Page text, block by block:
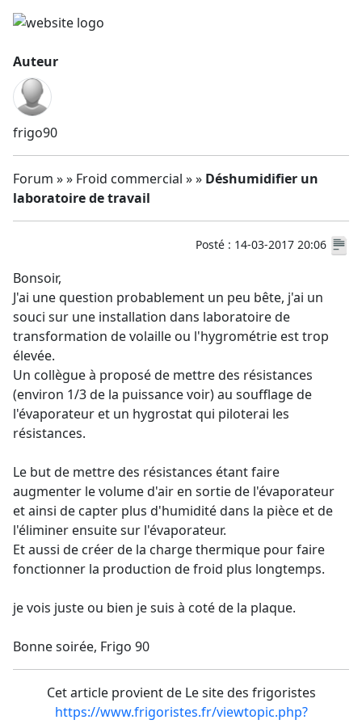
Auteur
frigo90
Forum » » Froid commercial » » Déshumidifier un
laboratoire de travail
Posté : 14-03-2017 20:06
Bonsoir,
J'ai une question probablement un peu bête, j'ai un
souci sur une installation dans laboratoire de
transformation de volaille ou l'hygrométrie est trop
élevée.
Un collègue à proposé de mettre des résistances
(environ 1/3 de la puissance voir) au soufflage de
l'évaporateur et un hygrostat qui piloterai les
résistances.
Le but de mettre des résistances étant faire
augmenter le volume d'air en sortie de l'évaporateur
et ainsi de capter plus d'humidité dans la pièce et de
l'éliminer ensuite sur l'évaporateur.
Et aussi de créer de la charge thermique pour faire
fonctionner la production de froid plus longtemps.
je vois juste ou bien je suis à coté de la plaque.
Bonne soirée, Frigo 90
Cet article provient de Le site des frigoristes
https://www.frigoristes.fr/viewtopic.php?